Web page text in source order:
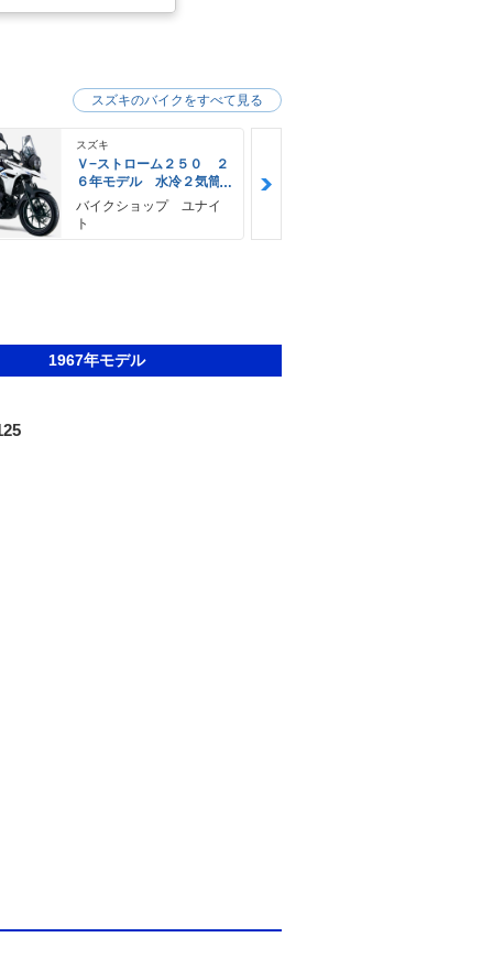
スズキ
Ｖ−ストローム２５０ ２
６年モデル 水冷２気筒
エンジン ＬＥＤヘッド
ライト標準装備
バイクショップ ユナイ
ト
スズキのバイクをすべて見る
1967年モデル